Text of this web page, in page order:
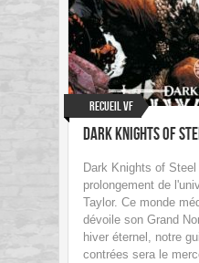
Recueil VF
Dark Knights of
Dark Knights of
prolongement de
Taylor. Ce monde
dévoile son Grand
hiver éternel, notre
contrées sera le